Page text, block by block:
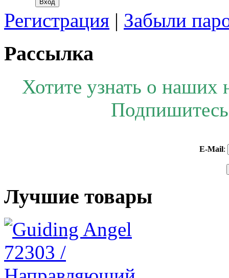
Регистрация | Забыли
Рассылка
Хотите узнать о наших
E-Mail:
Лучшие товары